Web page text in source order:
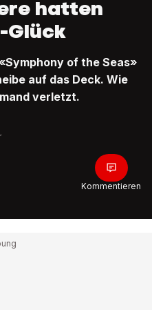
hatten
Glück
of the Seas»
auf das Deck. Wie
verletzt.
Kommentieren